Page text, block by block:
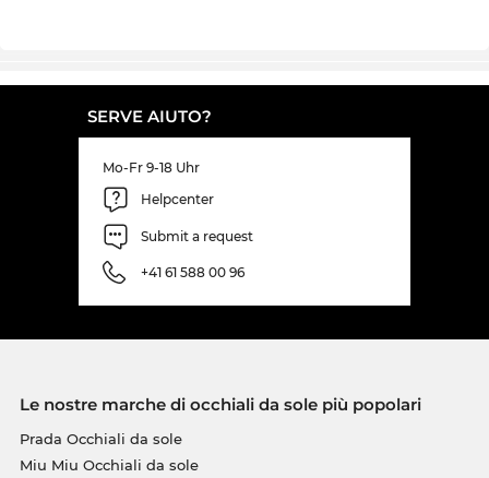
SERVE AIUTO?
Mo-Fr 9-18 Uhr
Helpcenter
Submit a request
+41 61 588 00 96
Le nostre marche di occhiali da sole più popolari
Prada Occhiali da sole
Miu Miu Occhiali da sole